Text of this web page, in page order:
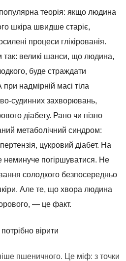
популярна теорія: якщо людина
шкіра швидше старіє,
процеси глікірованія.
так: великі шанси, що людина,
буде страждати
надмірній масі тіла
судинних захворювань,
діабету. Рано чи пізно
метаболічний синдром:
цукровий діабет. На
неминуче погіршуватися. Не
солодкого безпосередньо
Але те, що хвора людина
— це факт.
вірити
пшеничного. Це міф: з точки